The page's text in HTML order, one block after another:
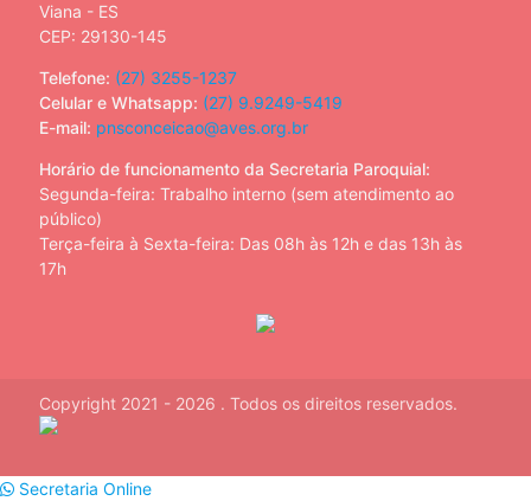
Viana - ES
CEP: 29130-145
Telefone: (27) 3255-1237
Celular e Whatsapp: (27) 9.9249-5419
E-mail: pnsconceicao@aves.org.br
Horário de funcionamento da Secretaria Paroquial:
Segunda-feira: Trabalho interno (sem atendimento ao
público)
Terça-feira à Sexta-feira: Das 08h às 12h e das 13h às
17h
Copyright 2021 - 2026 . Todos os direitos reservados.
Secretaria Online